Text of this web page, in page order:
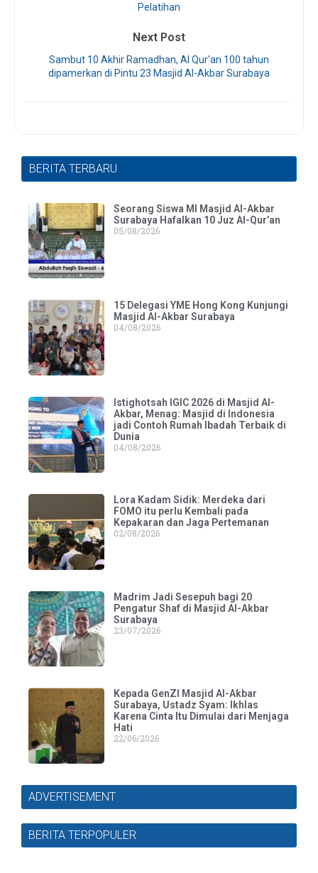
Pelatihan
Next Post
Sambut 10 Akhir Ramadhan, Al Qur'an 100 tahun
dipamerkan di Pintu 23 Masjid Al-Akbar Surabaya
BERITA TERBARU
Seorang Siswa MI Masjid Al-Akbar
Surabaya Hafalkan 10 Juz Al-Qur’an
05/08/2026
15 Delegasi YME Hong Kong Kunjungi
Masjid Al-Akbar Surabaya
04/08/2026
Istighotsah IGIC 2026 di Masjid Al-
Akbar, Menag: Masjid di Indonesia
jadi Contoh Rumah Ibadah Terbaik di
Dunia
04/08/2026
Lora Kadam Sidik: Merdeka dari
FOMO itu perlu Kembali pada
Kepakaran dan Jaga Pertemanan
02/08/2026
Madrim Jadi Sesepuh bagi 20
Pengatur Shaf di Masjid Al-Akbar
Surabaya
23/07/2026
Kepada GenZI Masjid Al-Akbar
Surabaya, Ustadz Syam: Ikhlas
Karena Cinta Itu Dimulai dari Menjaga
Hati
22/06/2026
ADVERTISEMENT
BERITA TERPOPULER